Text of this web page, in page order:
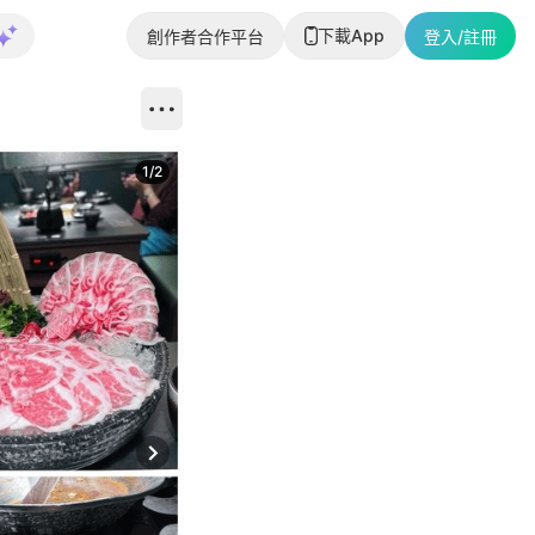
創作者合作平台 下載App 登入/註冊
Next slide
1/2